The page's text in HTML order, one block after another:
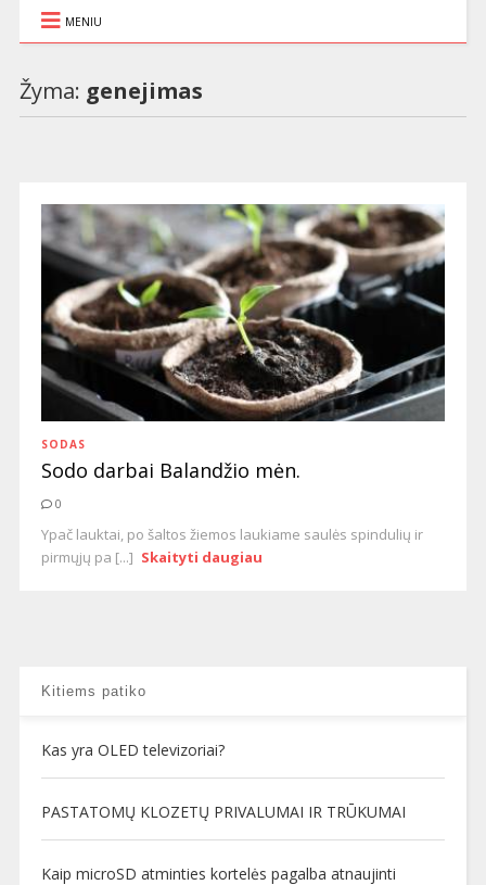
MENIU
Žyma: genejimas
SODAS
Sodo darbai Balandžio mėn.
0
Ypač lauktai, po šaltos žiemos laukiame saulės spindulių ir
pirmųjų pa [...] Skaityti daugiau
Kitiems patiko
Kas yra OLED televizoriai?
PASTATOMŲ KLOZETŲ PRIVALUMAI IR TRŪKUMAI
Kaip microSD atminties kortelės pagalba atnaujinti